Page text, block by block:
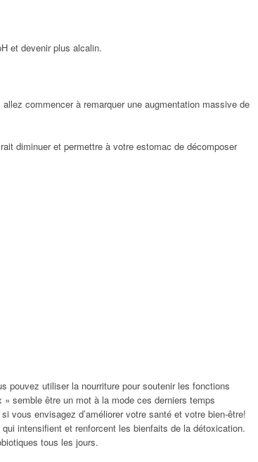
et devenir plus alcalin.
commencer à remarquer une augmentation massive de
diminuer et permettre à votre estomac de décomposer
pouvez utiliser la nourriture pour soutenir les fonctions
semble être un mot à la mode ces derniers temps
vous envisagez d’améliorer votre santé et votre bien-être!
intensifient et renforcent les bienfaits de la détoxication.
tous les jours.